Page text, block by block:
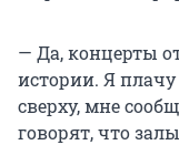
— Да, концерты
истории. Я плачу
сверху, мне
говорят, что